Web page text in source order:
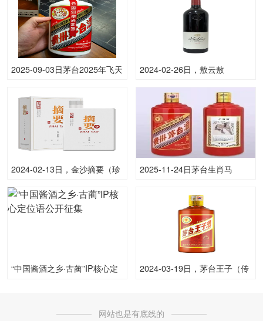
2025-09-03日茅台2025年飞天
瓶，下跌 5元
2024-02-26日，敖云敖
云-2016750ML15.00度酒每瓶
的价格是多少呢？
2024-02-13日，金沙摘要（珍
价格是多少呢？
2025-11-24日茅台生肖马
瓶，上涨 10,500元
“中国酱酒之乡·古蔺”IP核心定
2024-03-19日，茅台王子（传
网站也是有底线的